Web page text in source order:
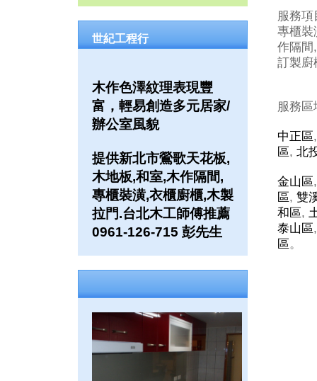
世紀工程行
木作色澤紋理表現豐
富，輕易創造多元居家/
辦公室風貌
提供新北市鶯歌天花板,
木地板,和室,木作隔間,
專櫃裝潢,衣櫃廚櫃,木製
拉門.台北木工師傅推薦
0961-126-715 彭先生
服務項
專櫃裝
作隔間
訂製廚
服務
中正區
區, 北
金山區
區, 雙
和區,
泰山區
區。